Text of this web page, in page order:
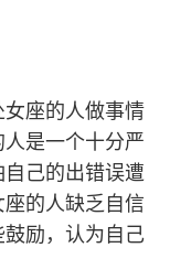
座的人做事情
是一个十分严
己的出错误遭
的人缺乏自信
励，认为自己